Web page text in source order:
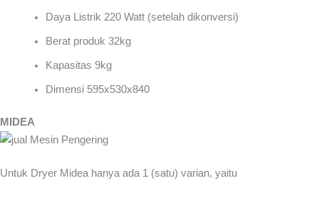
Daya Listrik 220 Watt (setelah dikonversi)
Berat produk 32kg
Kapasitas 9kg
Dimensi 595x530x840
MIDEA
Untuk Dryer Midea hanya ada 1 (satu) varian, yaitu